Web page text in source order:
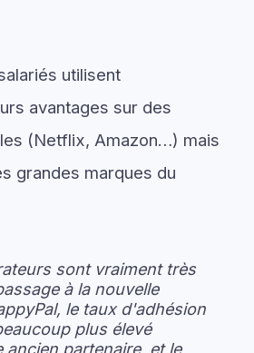
utilisent
avantages sur des
(Netflix, Amazon…) mais
grandes marques du
sont vraiment très
à la nouvelle
le taux d'adhésion
plus élevé
ancien partenaire, et le